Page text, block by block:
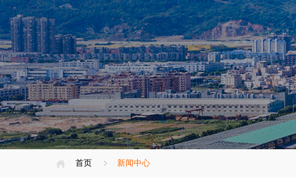
首页 新闻中心